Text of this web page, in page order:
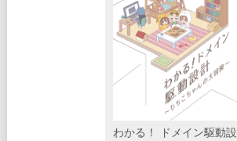
わかる！ ドメイン駆動設